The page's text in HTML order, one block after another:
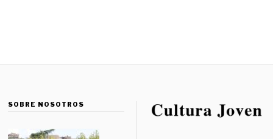
SOBRE NOSOTROS